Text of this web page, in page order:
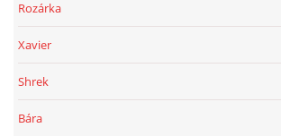
Rozárka
Xavier
Shrek
Bára